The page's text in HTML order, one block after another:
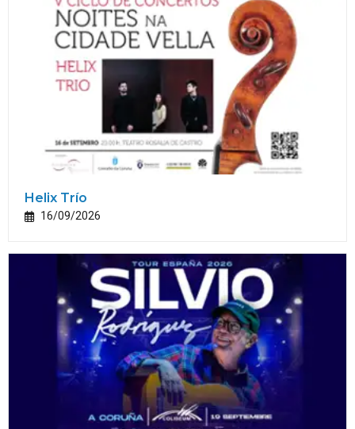
Helix Trío
16/09/2026